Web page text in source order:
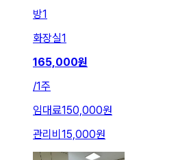
방1
화장실1
165,000원
/1주
임대료150,000원
관리비 15,000원